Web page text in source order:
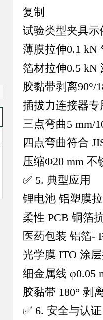
复制
试验类型夹具示
薄膜拉伸0.1 kN
箔材拉伸0.5 kN
胶黏带剥离90°/
插拔力连接器专
三点弯曲5 mm/
四点弯曲符合
压缩Φ20 mm 不
✅ 5. 典型应用
锂电池 铝塑膜
柔性 PCB 铜箔
医药包装 铝箔-
光学膜 ITO 涂
细金属线 φ0.05
胶黏带 180° 剥
✅ 6. 安全与认证